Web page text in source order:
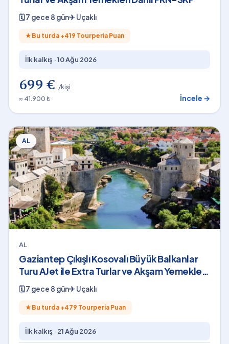
🗓7 gece 8 gün✈Uçaklı
★ Bu turda +419 Tourperia Puan
İlk kalkış ·10 Ağu 2026
699 € /kişi
≈ 41.900 ₺
İncele →
AL
AL
Gaziantep Çıkışlı Kosovalı Büyük Balkanlar
Turu AJet ile Extra Turlar ve Akşam Yemekleri
Dahil 7 Gece
🗓7 gece 8 gün✈Uçaklı
★ Bu turda +479 Tourperia Puan
İlk kalkış · 21 Ağu 2026